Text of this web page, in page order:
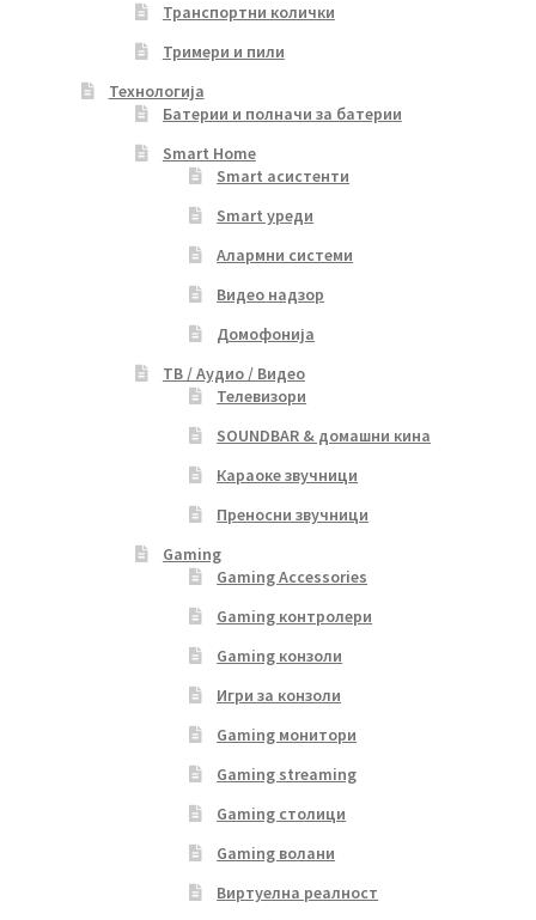
Транспортни колички
Тримери и пили
Технологија
Батерии и полначи за батерии
Smart Home
Smart асистенти
Smart уреди
Алармни системи
Видео надзор
Домофонија
ТВ / Аудио / Видео
Телевизори
SOUNDBAR & домашни кина
Караоке звучници
Преносни звучници
Gaming
Gaming Accessories
Gaming контролери
Gaming конзоли
Игри за конзоли
Gaming монитори
Gaming streaming
Gaming столици
Gaming волани
Виртуелна реалност